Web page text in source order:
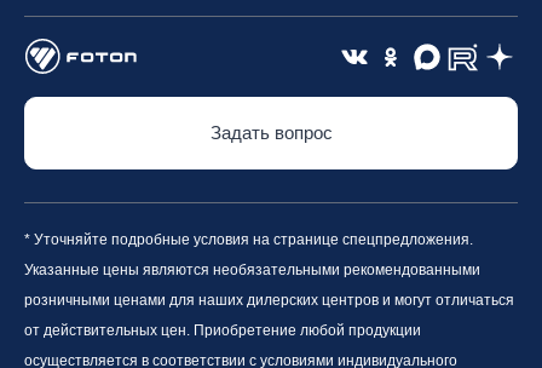
Задать вопрос
* Уточняйте подробные условия на странице спецпредложения.
Указанные цены являются необязательными рекомендованными
розничными ценами для наших дилерских центров и могут отличаться
от действительных цен. Приобретение любой продукции
осуществляется в соответствии с условиями индивидуального